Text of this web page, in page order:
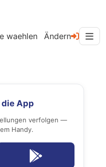
waehlen Ändern
App
verfolgen —
Handy.